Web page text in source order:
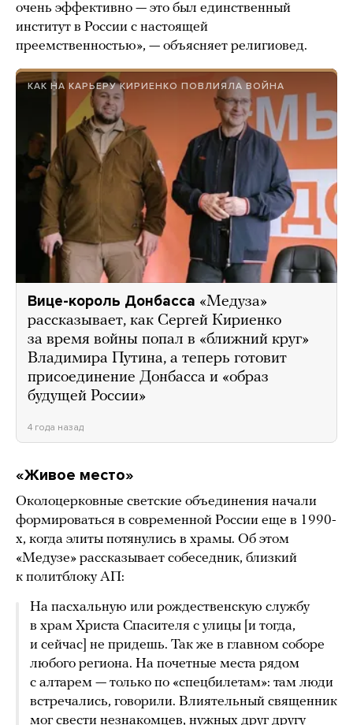
очень эффективно — это был единственный
институт в России с настоящей
преемственностью», — объясняет религиовед.
КАК НА КАРЬЕРУ КИРИЕНКО ПОВЛИЯЛА ВОЙНА
Вице-король Донбасса «Медуза»
рассказывает, как Сергей Кириенко
за время войны попал в «ближний круг»
Владимира Путина, а теперь готовит
присоединение Донбасса и «образ
будущей России»
4 года назад
«Живое место»
Околоцерковные светские объединения начали
формироваться в современной России еще в 1990-
х, когда элиты потянулись в храмы. Об этом
«Медузе» рассказывает собеседник, близкий
к политблоку АП:
На пасхальную или рождественскую службу
в храм Христа Спасителя с улицы [и тогда,
и сейчас] не придешь. Так же в главном соборе
любого региона. На почетные места рядом
с алтарем — только по «спецбилетам»: там люди
встречались, говорили. Влиятельный священник
мог свести незнакомцев, нужных друг другу